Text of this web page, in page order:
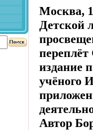
Москва,
Детской
издание
учёного
Автор